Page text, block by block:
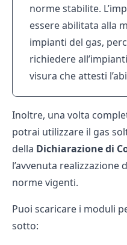
norme stabilite.
essere abilitata alla
impianti del gas,
richiedere
visura che attesti
Inoltre, una volta
potrai utilizzare il gas
della Dichiarazione di
l’avvenuta realizzazione
norme vigenti.
Puoi scaricare i moduli
sotto: